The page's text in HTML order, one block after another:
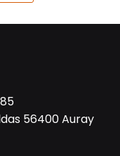
56400 Auray